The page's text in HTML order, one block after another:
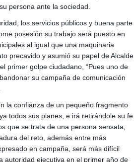
persona ante la sociedad.
los servicios públicos y buena parte
posesión su trabajo será puesto en
al igual que una maquinaria
precavido y asumió su papel de Alcalde
primer golpe ciudadano, “Pues uno de
su campaña de comunicación
la confianza de un pequeño fragmento
todos sus planes, e irá retirándole su fe
que se trata de una persona sensata,
del reto, además entre más
en campaña, será más difícil
autoridad ejecutiva en el primer año de